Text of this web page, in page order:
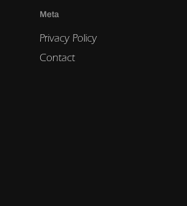
Meta
Privacy Policy
Contact